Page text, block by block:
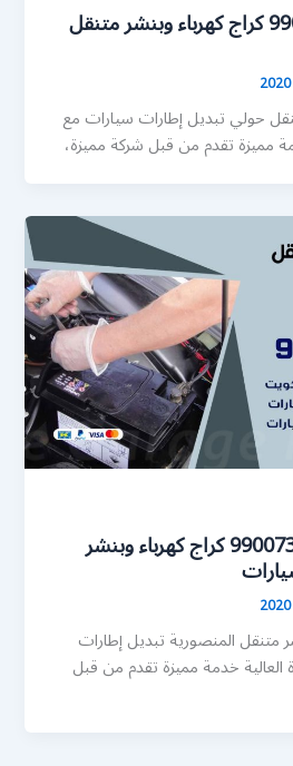
بنشر حولي 99007355 كراج كهرباء وبنشر متنقل
حولي تبديل إطارات سيارات مع
مميزة تقدم من قبل شركة مميزة،
بنشر المنصورية 99007355 كراج كهرباء وبنشر
متنقل المنصورية تبديل إطارات
خدمة مميزة تقدم من قبل